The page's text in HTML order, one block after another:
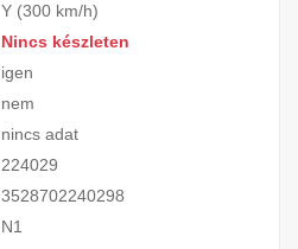
Y (300 km/h)
Nincs készleten
igen
nem
nincs adat
224029
3528702240298
N1